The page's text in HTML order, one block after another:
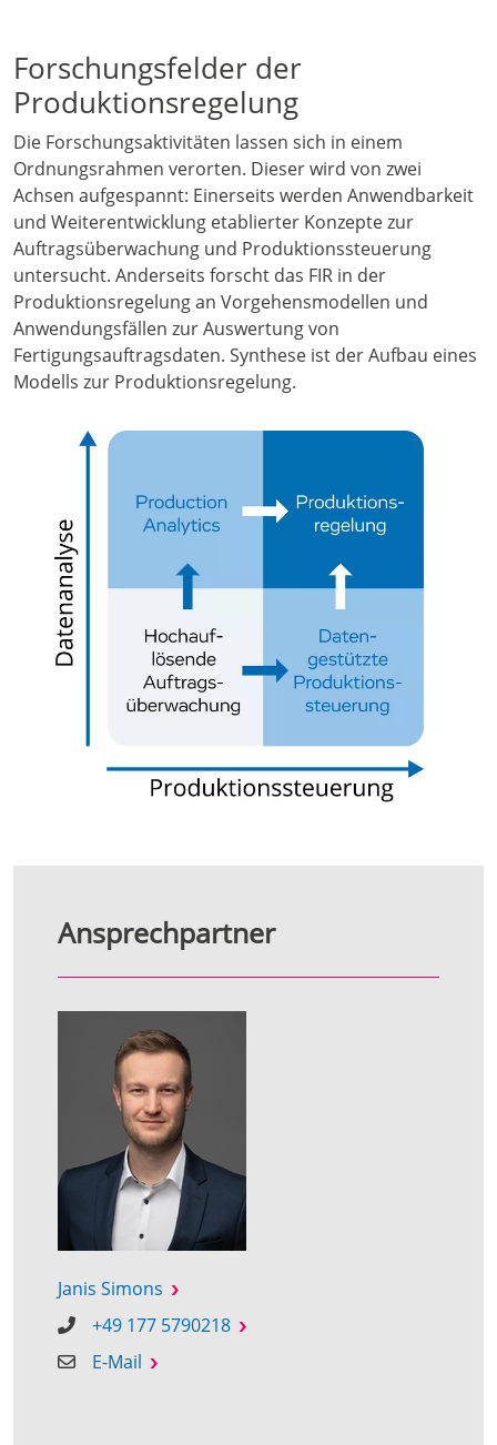
Forschungsfelder der
Produktionsregelung
Die Forschungsaktivitäten lassen sich in einem
Ordnungsrahmen verorten. Dieser wird von zwei
Achsen aufgespannt: Einerseits werden Anwendbarkeit
und Weiterentwicklung etablierter Konzepte zur
Auftragsüberwachung und Produktionssteuerung
untersucht. Anderseits forscht das FIR in der
Produktionsregelung an Vorgehensmodellen und
Anwendungsfällen zur Auswertung von
Fertigungsauftragsdaten. Synthese ist der Aufbau eines
Modells zur Produktionsregelung.
Ansprechpartner
Janis Simons
+49 177 5790218
E-Mail